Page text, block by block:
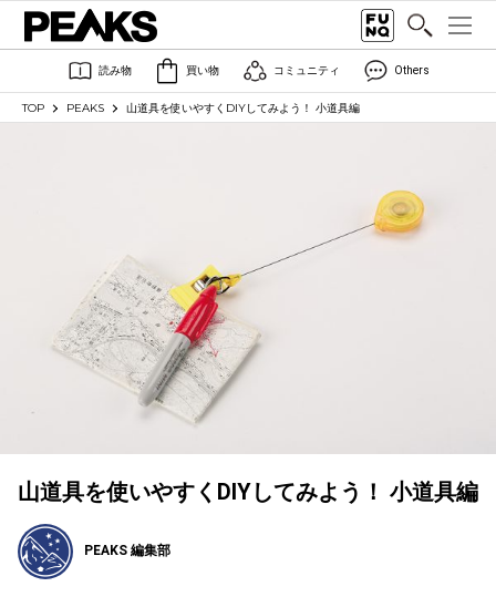
読み物 買い物 コミュニティ Others
TOP PEAKS 山道具を使いやすくDIYしてみよう！ 小道具編
山道具を使いやすくDIYしてみよう！ 小道具編
PEAKS 編集部